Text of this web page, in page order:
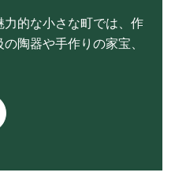
力的な小さな町では、作
陶器や手作りの家宝、